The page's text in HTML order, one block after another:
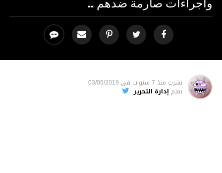
نشرت منذ 7 سنوات فى 03/05/2019
بقلم إدارة التحرير